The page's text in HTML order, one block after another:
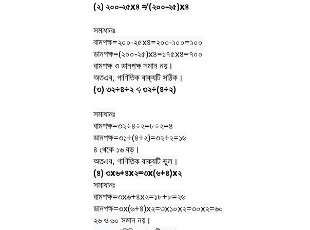
(২) ২০০-২৫x৪≠ (২০০-২৫)x৪
সমাধানঃ
বামপক্ষ=২০০-২৫x৪=২০০-১০০=১০০
ডানপক্ষ=(২০০-২৫)x৪=১৭৫x৪=৭০০
বামপক্ষওডানপক্ষসমাননয়।
অতএব, গাণিতিকবাক্যটিসঠিক।
(৩) ৩২÷৪÷২ ≮৩২÷(৪÷২)
সমাধানঃ
বামপক্ষ=৩২÷৪÷২=৮÷২=৪
ডানপক্ষ=৩১÷(৪÷২)=৩২÷২=১৬
৪ থেকে ১৬বড়।
অতএব, গাণিতিকবাক্যটিভুল।
(৪) ৩x৬+৪x২=৩x(৬+৪)x২
সমাধানঃ
বামপক্ষ=৩x৬+৪x২=১৮+৮=২৬
ডানপক্ষ=৩x(৬+৪)x২=৩x১০x২=৩০x২=৬০
২৬ও৬০ সমাননয়।